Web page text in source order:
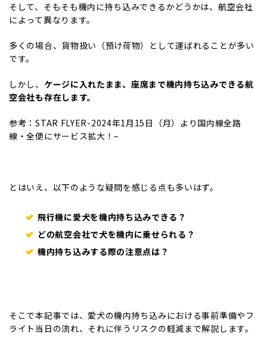
そして、そもそも機内に持ち込みできるかどうかは、航空会社
によって異なります。
多くの場合、貨物扱い（預け荷物）として運ばれることが多い
です。
しかし、 ケージに入れたまま、座席まで機内持ち込みできる航
空会社も存在します。
参考：STAR FLYER-2024年1月15日（月）より国内線全路
線・全便にサービス拡大！–
とはいえ、以下のような疑問を感じる点も多いはず。
飛行機に愛犬を機内持ち込みできる？
どの航空会社で犬を機内に乗せられる？
機内持ち込みする際の注意点は？
そこで本記事では、愛犬の機内持ち込みにおける事前準備やフ
ライト当日の流れ、それに伴うリスクの軽減まで解説します。